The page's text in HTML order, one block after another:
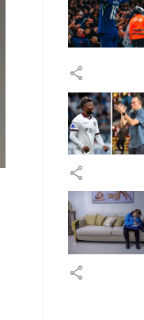
share
share
share